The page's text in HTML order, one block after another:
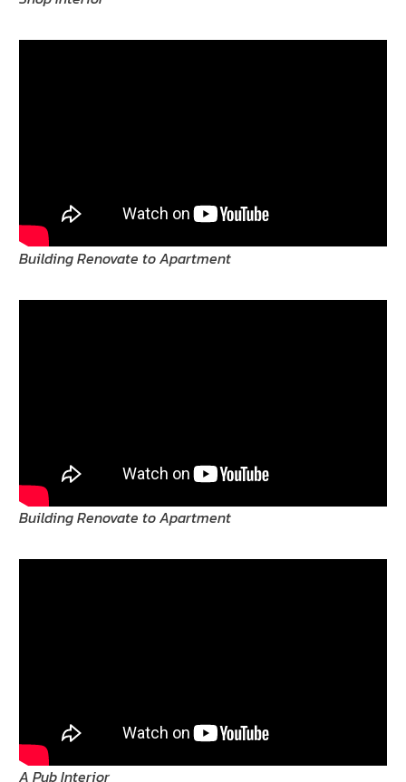
Building Renovate to Apartment
Building Renovate to Apartment
A Pub Interior